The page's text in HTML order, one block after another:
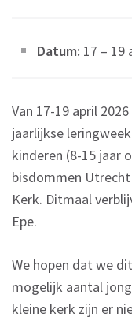
Datum: 17 – 19
Van 17-19 april
jaarlijkse
kinderen (8-15 jaar
bisdommen
Kerk. Ditmaal
Epe.
We hopen dat we
mogelijk aantal
kleine kerk zijn er